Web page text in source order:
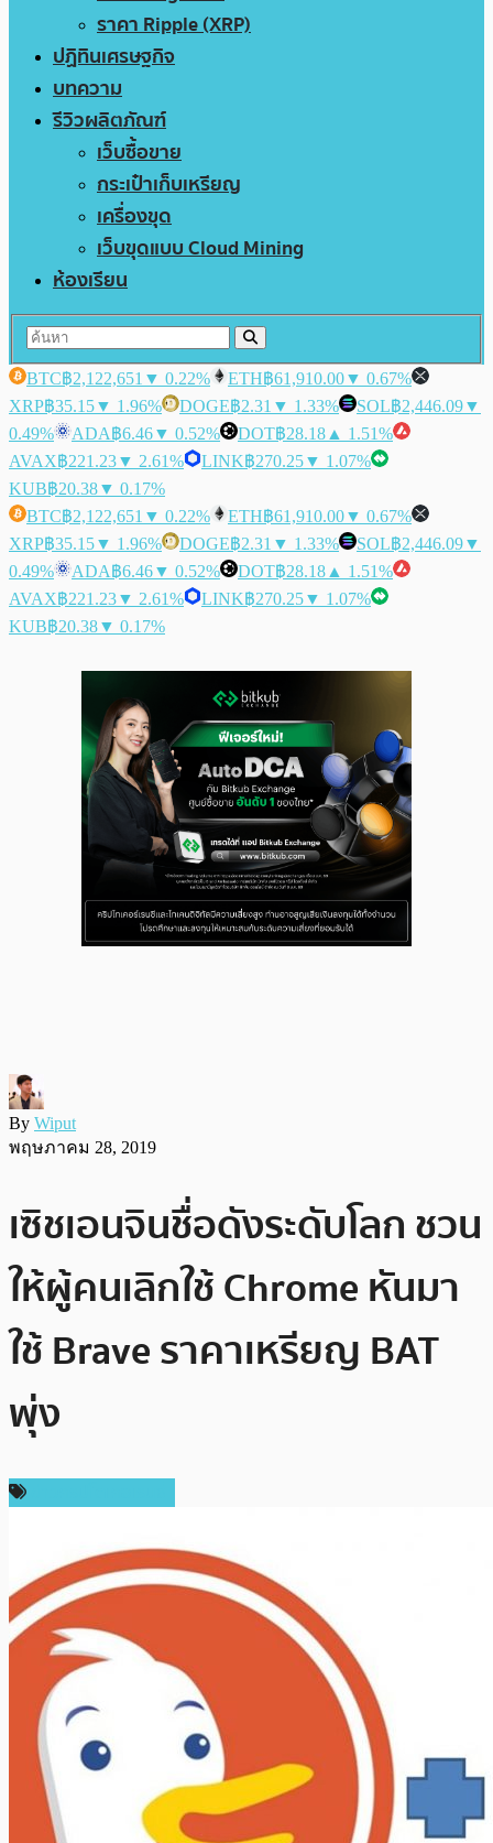
ราคา Ripple (XRP)
ปฏิทินเศรษฐกิจ
บทความ
รีวิวผลิตภัณฑ์
เว็บซื้อขาย
กระเป๋าเก็บเหรียญ
เครื่องขุด
เว็บขุดแบบ Cloud Mining
ห้องเรียน
BTC฿2,122,651 ▼ 0.22% ETH฿61,910.00▼ 0.67%
XRP฿35.15▼ 1.96% DOGE฿2.31 ▼ 1.33% SOL฿2,446.09▼
0.49%
ADA฿6.46▼ 0.52% DOT฿28.18 ▲ 1.51%
AVAX฿221.23▼ 2.61% LINK฿270.25▼ 1.07%
KUB฿20.38▼ 0.17%
BTC฿2,122,651 ▼ 0.22% ETH฿61,910.00▼ 0.67%
XRP฿35.15▼ 1.96% DOGE฿2.31 ▼ 1.33% SOL฿2,446.09▼
0.49%
ADA฿6.46▼ 0.52% DOT฿28.18 ▲ 1.51%
AVAX฿221.23▼ 2.61% LINK฿270.25▼ 1.07%
KUB฿20.38▼ 0.17%
By Wiput
พฤษภาคม 28, 2019
เซิชเอนจินชื่อดังระดับโลก ชวน
ให้ผู้คนเลิกใช้ Chrome หันมา
ใช้ Brave ราคาเหรียญ BAT
พุ่ง